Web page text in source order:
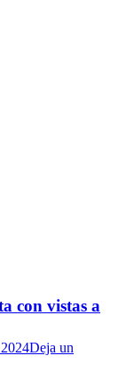
con vistas a
Deja un